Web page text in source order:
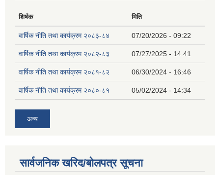
शिर्षक मिति
वार्षिक नीति तथा कार्यक्रम २०८३-८४ 07/20/2026 - 09:22
वार्षिक नीति तथा कार्यक्रम २०८२-८३ 07/27/2025 - 14:41
वार्षिक नीति तथा कार्यक्रम २०८१-८२ 06/30/2024 - 16:46
वार्षिक नीति तथा कार्यक्रम २०८०-८१ 05/02/2024 - 14:34
अन्य
सार्वजनिक खरिद/बोलपत्र सूचना